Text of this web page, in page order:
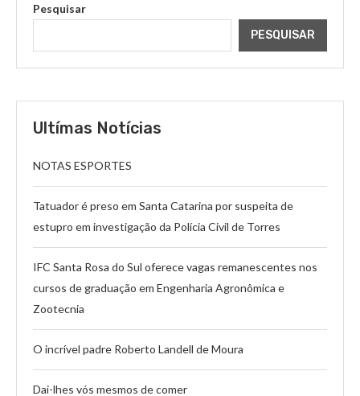
Pesquisar
PESQUISAR
Ultímas Notícias
NOTAS ESPORTES
Tatuador é preso em Santa Catarina por suspeita de
estupro em investigação da Polícia Civil de Torres
IFC Santa Rosa do Sul oferece vagas remanescentes nos
cursos de graduação em Engenharia Agronômica e
Zootecnia
O incrível padre Roberto Landell de Moura
Dai-lhes vós mesmos de comer